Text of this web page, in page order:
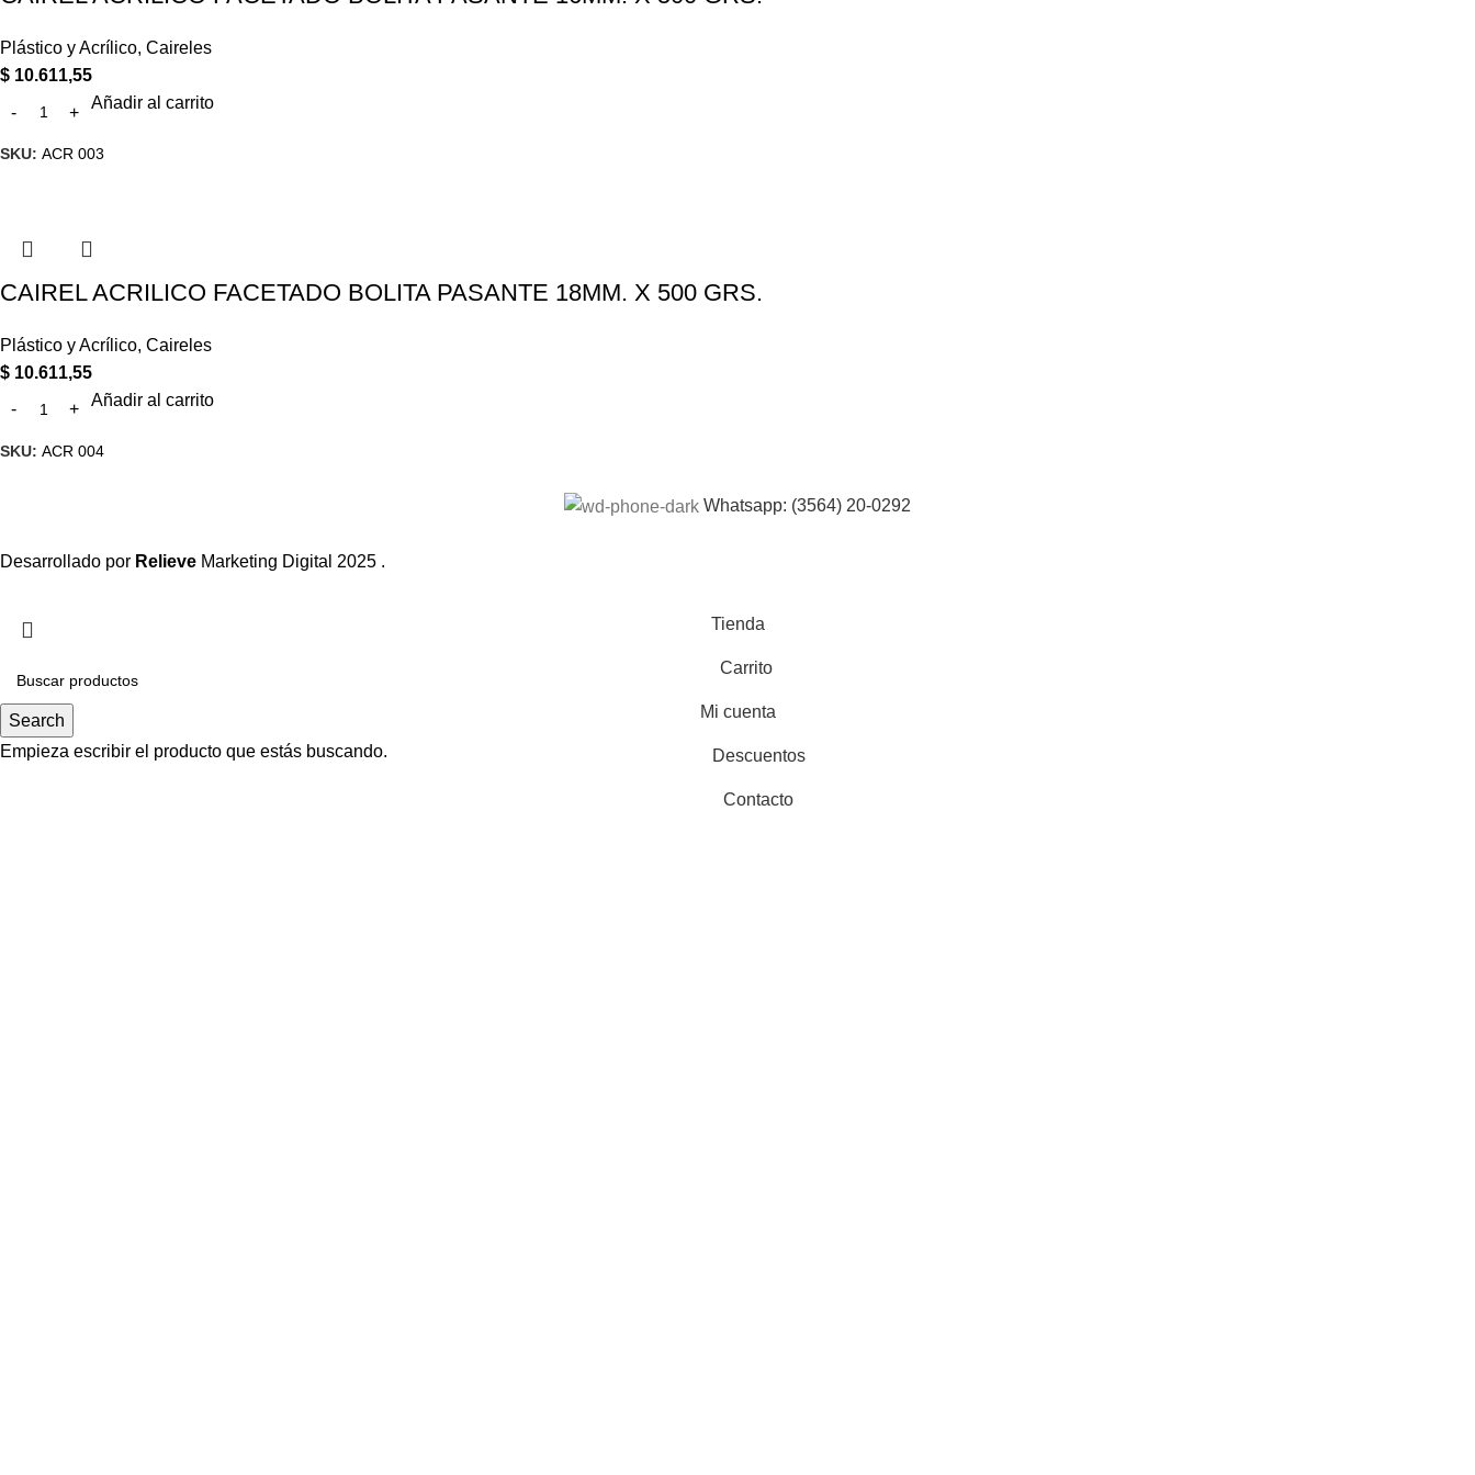
Plástico y Acrílico, Caireles
$ 10.611,55
Añadir al carrito
SKU: ACR 003
CAIREL ACRILICO FACETADO BOLITA PASANTE 18MM. X 500 GRS.
Plástico y Acrílico, Caireles
$ 10.611,55
Añadir al carrito
SKU: ACR 004
Whatsapp: (3564) 20-0292
Desarrollado por Relieve Marketing Digital 2025 .
Search
Empieza escribir el producto que estás buscando.
Tienda
Carrito
Mi cuenta
Descuentos
Contacto